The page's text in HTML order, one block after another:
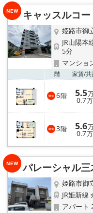
キャッスルコ
姫路市御
JR山陽本
5分
マンショ
階 家賃/共
6階 5.5
0.7
3階 5.6
0.7
パレーシャル三
姫路市御
JR姫新線
アパート